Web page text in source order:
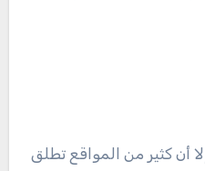
أن كثير من المواقع تطلق